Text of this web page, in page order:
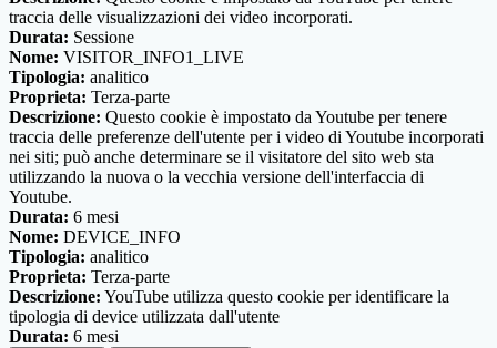
traccia delle visualizzazioni dei video incorporati.
Durata: Sessione
Nome: VISITOR_INFO1_LIVE
Tipologia: analitico
Proprieta: Terza-parte
Descrizione: Questo cookie è impostato da Youtube per tenere
traccia delle preferenze dell'utente per i video di Youtube incorporati
nei siti; può anche determinare se il visitatore del sito web sta
utilizzando la nuova o la vecchia versione dell'interfaccia di
Youtube.
Durata: 6 mesi
Nome: DEVICE_INFO
Tipologia: analitico
Proprieta: Terza-parte
Descrizione: YouTube utilizza questo cookie per identificare la
tipologia di device utilizzata dall'utente
Durata: 6 mesi